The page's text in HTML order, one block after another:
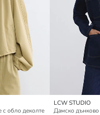
с обло деколте
LCW STUDIO